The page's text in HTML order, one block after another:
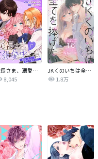
総長さま、溺愛中につき。～最強イケメンと愛され寮生活！？～ 分冊版
8,045
JKくのいちは全てを捧げたい
1.8万